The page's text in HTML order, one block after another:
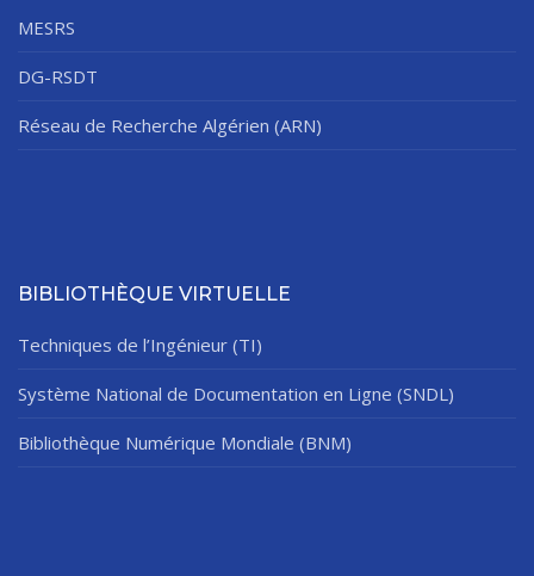
MESRS
DG-RSDT
Réseau de Recherche Algérien (ARN)
BIBLIOTHÈQUE VIRTUELLE
Techniques de l’Ingénieur (TI)
Système National de Documentation en Ligne (SNDL)
Bibliothèque Numérique Mondiale (BNM)